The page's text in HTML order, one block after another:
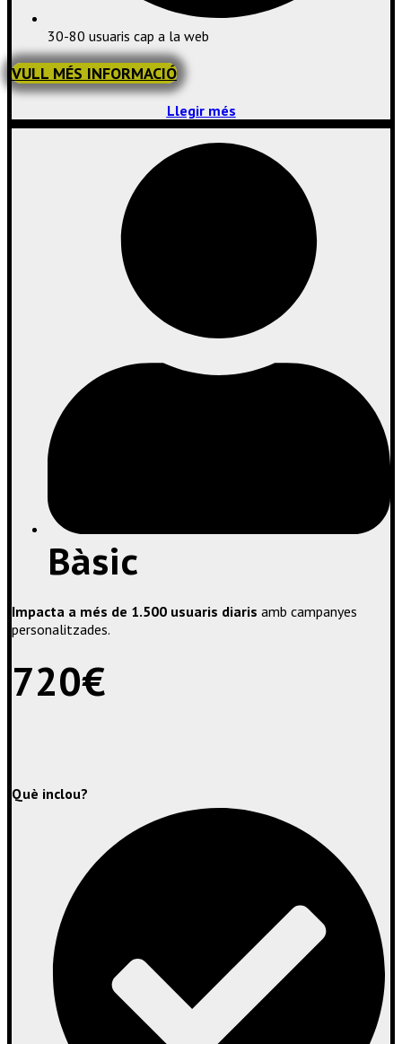
30-80 usuaris cap a la web
VULL MÉS INFORMACIÓ
Llegir més
Bàsic
Impacta a més de 1.500 usuaris diaris amb campanyes
personalitzades.
720€
Què inclou?